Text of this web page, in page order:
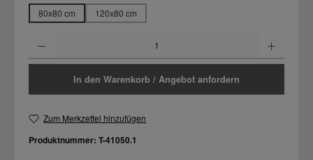
80x80 cm 120x80 cm
In den Warenkorb / Angebot anfordern
Zum Merkzettel hinzufügen
Produktnummer: T-41050.1